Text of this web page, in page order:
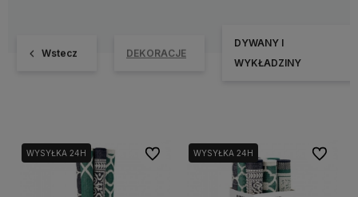
Wstecz DEKORACJE
DYWANY I
WYKŁADZINY
WYSYŁKA 24H Do ulubionychWYSYŁKA 24H Do